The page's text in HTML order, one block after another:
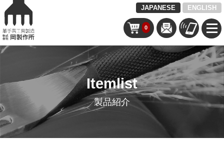
JAPANESE ENGLISH
0
Itemlist
製品紹介